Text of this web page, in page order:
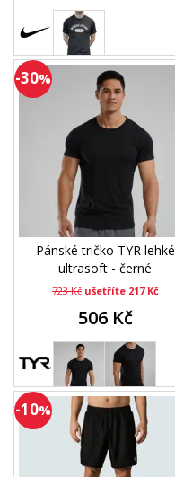
-30%
Pánské tričko TYR lehké
ultrasoft - černé
723 Kč ušetříte 217 Kč
506 Kč
-10%